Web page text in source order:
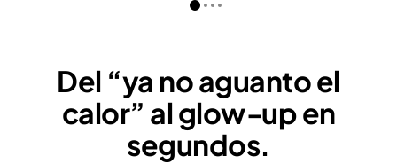
Del “ya no aguanto el
calor” al glow‑up en
segundos.